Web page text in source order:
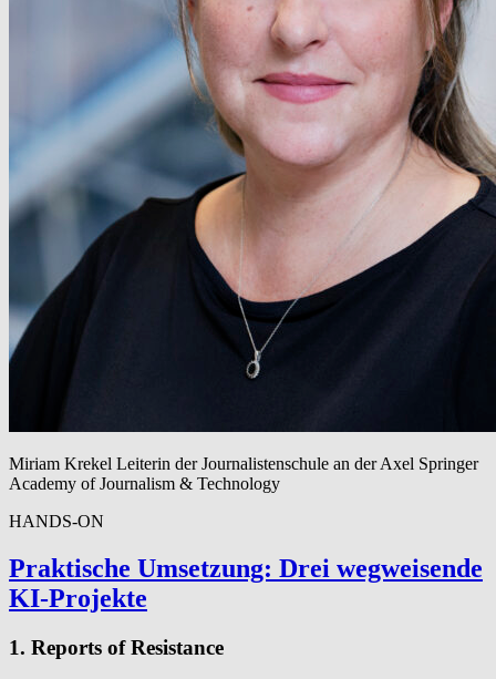
Miriam Krekel Leiterin der Journalistenschule an der Axel Springer
Academy of Journalism & Technology
HANDS-ON
Praktische Umsetzung: Drei wegweisende
KI-Projekte
1. Reports of Resistance